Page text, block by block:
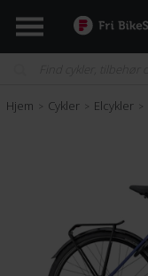
Hjem > Cykler > Elcykler >